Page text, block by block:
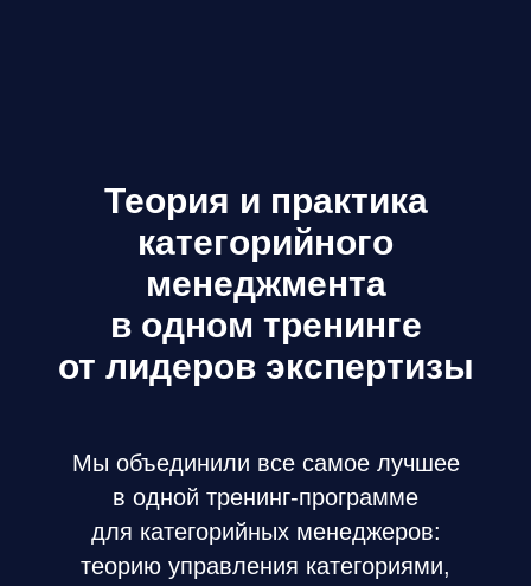
Теория и практика
категорийного
менеджмента
в одном тренинге
от лидеров экспертизы
Мы объединили все самое лучшее
в одной тренинг-программе
для категорийных менеджеров:
теорию управления категориями,